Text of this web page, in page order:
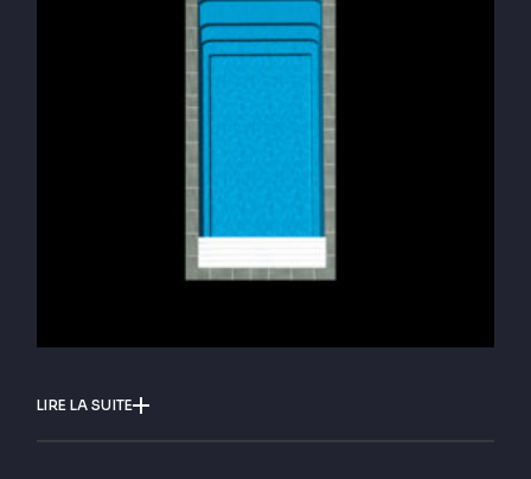
LIRE LA SUITE